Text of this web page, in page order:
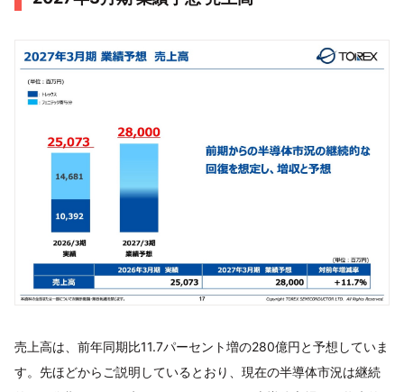
売上高は、前年同期比11.7パーセント増の280億円と予想していま
す。先ほどからご説明しているとおり、現在の半導体市況は継続